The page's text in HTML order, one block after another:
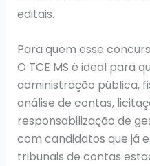
editais.
Para quem esse
O TCE MS é ideal para
administração pública,
análise de contas,
responsabilização de
com candidatos que já
tribunais de contas